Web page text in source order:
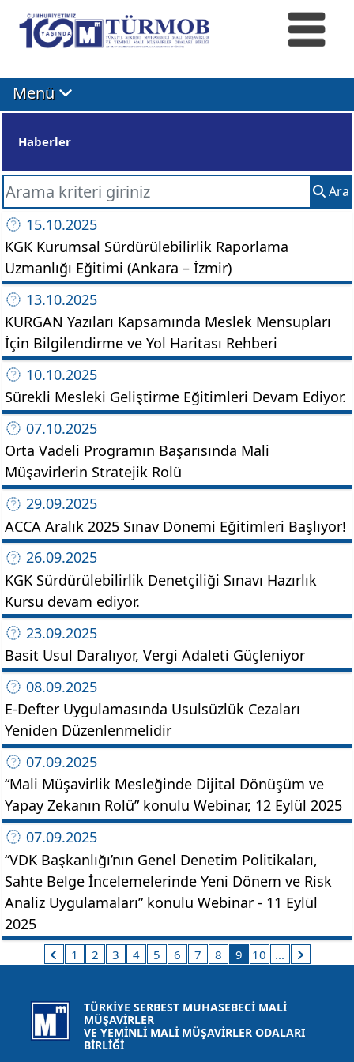
Menü
Haberler
Aranan Kelime Ara
15.10.2025
KGK Kurumsal Sürdürülebilirlik Raporlama
Uzmanlığı Eğitimi (Ankara – İzmir)
13.10.2025
KURGAN Yazıları Kapsamında Meslek Mensupları
İçin Bilgilendirme ve Yol Haritası Rehberi
10.10.2025
Sürekli Mesleki Geliştirme Eğitimleri Devam Ediyor.
07.10.2025
Orta Vadeli Programın Başarısında Mali
Müşavirlerin Stratejik Rolü
29.09.2025
ACCA Aralık 2025 Sınav Dönemi Eğitimleri Başlıyor!
26.09.2025
KGK Sürdürülebilirlik Denetçiliği Sınavı Hazırlık
Kursu devam ediyor.
23.09.2025
Basit Usul Daralıyor, Vergi Adaleti Güçleniyor
08.09.2025
E-Defter Uygulamasında Usulsüzlük Cezaları
Yeniden Düzenlenmelidir
07.09.2025
“Mali Müşavirlik Mesleğinde Dijital Dönüşüm ve
Yapay Zekanın Rolü” konulu Webinar, 12 Eylül 2025
07.09.2025
“VDK Başkanlığı’nın Genel Denetim Politikaları,
Sahte Belge İncelemelerinde Yeni Dönem ve Risk
Analiz Uygulamaları” konulu Webinar - 11 Eylül
2025
1 2 3 4 5 6 7 8 9 10 ...
TÜRKİYE SERBEST MUHASEBECİ MALİ
MÜŞAVİRLER
VE YEMİNLİ MALİ MÜŞAVİRLER ODALARI
BİRLİĞİ